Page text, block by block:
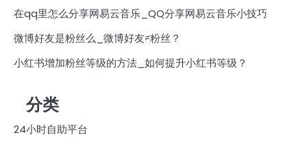
在qq里怎么分享网易云音乐_QQ分享网易云音乐小技巧
微博好友是粉丝么_微博好友≠粉丝？
小红书增加粉丝等级的方法_如何提升小红书等级？
分类
24小时自助平台